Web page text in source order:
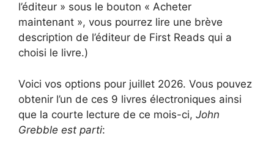
l’éditeur » sous le bouton « Acheter
maintenant », vous pourrez lire une brève
description de l’éditeur de First Reads qui a
choisi le livre.)
Voici vos options pour juillet 2026. Vous pouvez
obtenir l’un de ces 9 livres électroniques ainsi
que la courte lecture de ce mois-ci, John
Grebble est parti: